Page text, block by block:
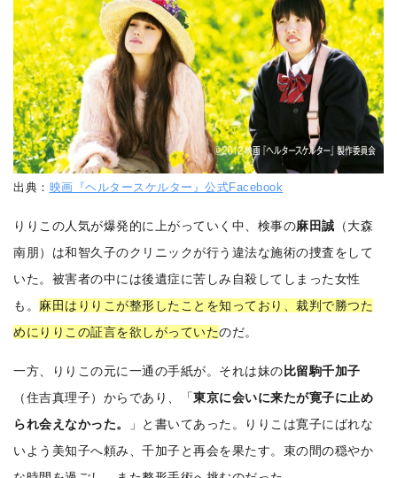
出典： 映画『ヘルタースケルター』公式Facebook
りりこの人気が爆発的に上がっていく中、検事の麻田誠 （大森
南朋）は和智久子のクリニックが行う違法な施術の捜査をして
いた。被害者の中には後遺症に苦しみ自殺してしまった女性
も。 麻田はりりこが整形したことを知っており、裁判で勝つた
めにりりこの証言を欲しがっていたのだ。
一方、りりこの元に一通の手紙が。それは妹の 比留駒千加子
（住吉真理子）からであり、「東京に会いに来たが寛子に止め
られ会えなかった。
」と書いてあった。りりこは寛子にばれな
いよう美知子へ頼み、千加子と再会を果たす。束の間の穏やか